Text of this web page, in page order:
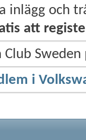
inlägg och
att
Club
i